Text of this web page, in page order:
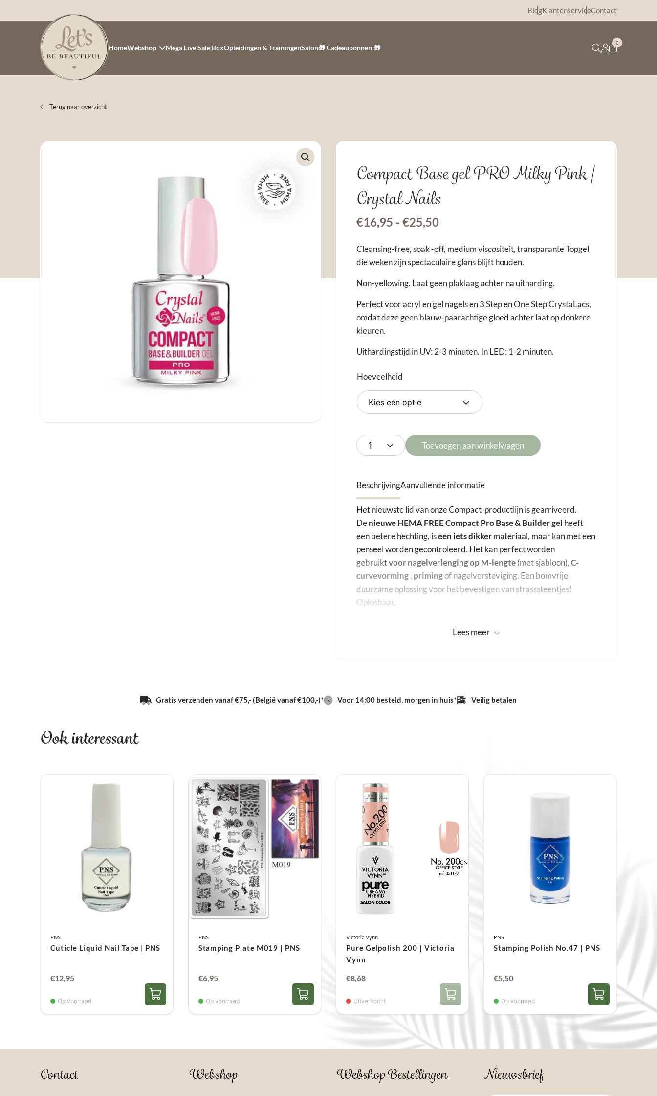
BlogKlantenserviceContact
HomeWebshop Mega Live Sale BoxOpleidingen & TrainingenSalon🎁 Cadeaubonnen 🎁
0
Terug naar overzicht
Compact Base gel PRO Milky Pink |
Crystal Nails
€16,95 - €25,50Prijsklasse:
tot
€25,50
Cleansing-free, soak -off, medium viscositeit, transparante Topgel
die weken zijn spectaculaire glans blijft houden.
Non-yellowing. Laat geen plaklaag achter na uitharding.
Perfect voor acryl en gel nagels en 3 Step en One Step CrystaLacs,
omdat deze geen blauw-paarachtige gloed achter laat op donkere
kleuren.
Uithardingstijd in UV: 2-3 minuten. In LED: 1-2 minuten.
Hoeveelheid
Toevoegen aan winkelwagen
BeschrijvingAanvullende informatie
Het nieuwste lid van onze Compact-productlijn is gearriveerd.
Denieuwe HEMA FREE Compact Pro Base & Builder gel heeft
een betere hechting, iseen iets dikkermateriaal, maar kan met een
penseel worden gecontroleerd. Het kan perfect worden
gebruiktvoor nagelverlenging op M-lengte(met sjabloon),C-
curvevorming, primingof nagelversteviging. Een bomvrije,
duurzame oplossing voor het bevestigen van strasssteentjes!
Oplosbaar.
Leesmeer
Gratis verzenden vanaf €75,- (België vanaf €100,-)* Voor 14:00 besteld, morgen in huis* Veilig betalen
Ook interessant
PNS
Cuticle Liquid Nail Tape | PNS
€12,95
Op voorraad
PNS
Stamping Plate M019 | PNS
€6,95
Op voorraad
Victoria Vynn
Pure Gelpolish 200 | Victoria
Vynn
€8,68
Uitverkocht
PNS
Stamping Polish No.47 | PNS
€5,50
Op voorraad
Contact Webshop Webshop Bestellingen Nieuwsbrief